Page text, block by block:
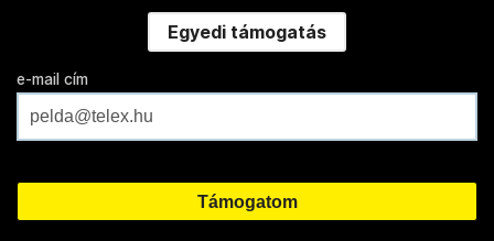
Egyedi támogatás
e-mail cím